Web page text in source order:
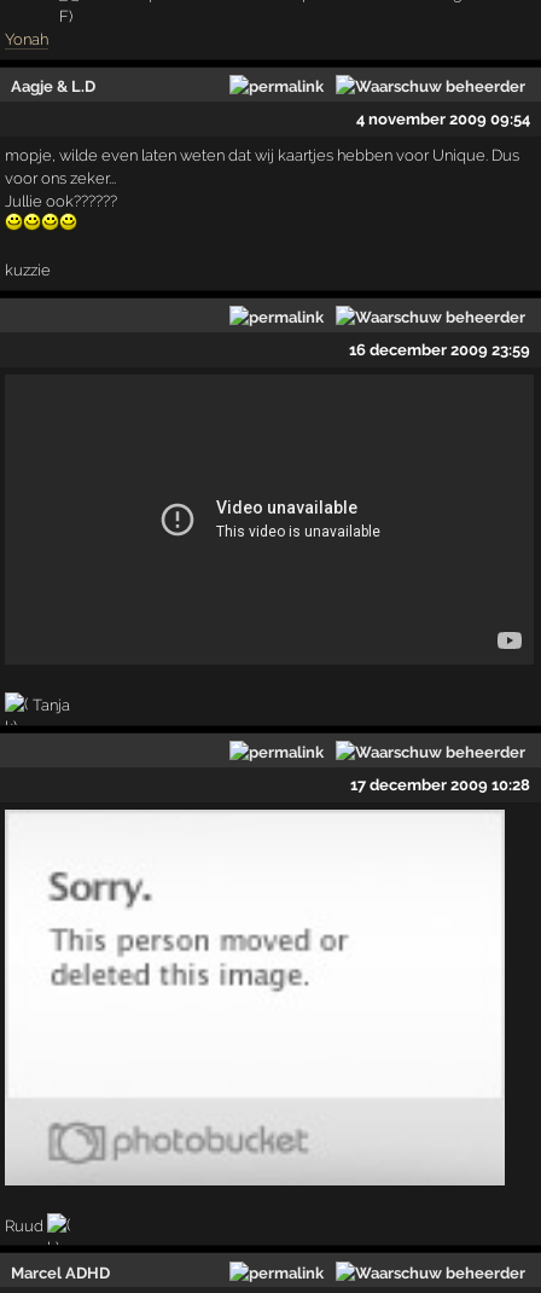
Yonah
Aagje & L.D
4 november 2009 09:54
mopje, wilde even laten weten dat wij kaartjes hebben voor Unique. Dus
voor ons zeker...
Jullie ook??????
kuzzie
16 december 2009 23:59
Tanja
17 december 2009 10:28
Ruud
Marcel ADHD